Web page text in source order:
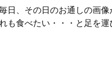
日、その日のお通しの画
食べたい・・・と足を運